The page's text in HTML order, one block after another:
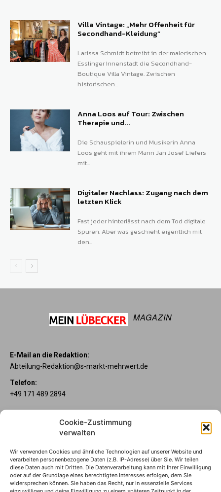
Cookie-Zustimmung
verwalten
Wir verwenden Cookies und ähnliche Technologien auf unserer Website und
verarbeiten personenbezogene Daten (z.B. IP-Adresse) über Sie. Wir teilen
diese Daten auch mit Dritten. Die Datenverarbeitung kann mit Ihrer Einwilligung
oder auf der Grundlage eines berechtigten Interesses erfolgen, dem Sie
widersprechen können. Sie haben das Recht, nur in essenzielle Services
Villa Vintage: „Mehr Offenheit für
Secondhand-Kleidung“
Larissa Schmidt betreibt in der malerischen
Esslinger Innenstadt die Secondhand-
Boutique Villa Vintage. Zwischen
historischen...
Anna Loos auf Tour: Zwischen
Therapie und...
Die Schauspielerin und Musikerin Anna
Loos geht mit ihrem Mann Jan Josef Liefers
mit...
Digitaler Nachlass: Zugang nach dem
letzten Klick
Fast jeder hinterlässt nach dem Tod digitale
Spuren. Aber was geschieht eigentlich mit
den...
MAGAZIN
E-Mail an die Redaktion:
Abteilung-Redaktion@s-markt-mehrwert.de
Telefon:
+49 171 489 2894
Wenn’s um Geld geht, hat jeder ganz individuelle Vorstellungen.
Mein Lübecker Konto genau das Richtige für Sie. Unsere
Kontomodelle Mein Lübecker Premium, Mein Lübecker Comfort
und Mein Lübecker Fresh bieten Ihnen etliche Inklusivleistungen.
Im Mein Lübecker Magazin erfahren Sie immer, was es Neues
gibt.